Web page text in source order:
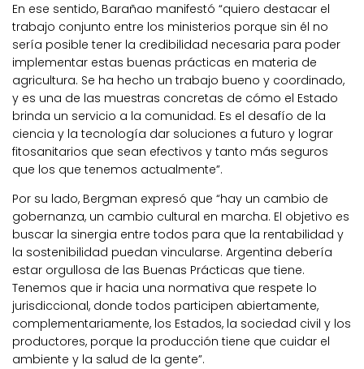
En ese sentido, Barañao manifestó “quiero destacar el
trabajo conjunto entre los ministerios porque sin él no
sería posible tener la credibilidad necesaria para poder
implementar estas buenas prácticas en materia de
agricultura. Se ha hecho un trabajo bueno y coordinado,
y es una de las muestras concretas de cómo el Estado
brinda un servicio a la comunidad. Es el desafío de la
ciencia y la tecnología dar soluciones a futuro y lograr
fitosanitarios que sean efectivos y tanto más seguros
que los que tenemos actualmente”.
Por su lado, Bergman expresó que “hay un cambio de
gobernanza, un cambio cultural en marcha. El objetivo es
buscar la sinergia entre todos para que la rentabilidad y
la sostenibilidad puedan vincularse. Argentina debería
estar orgullosa de las Buenas Prácticas que tiene.
Tenemos que ir hacia una normativa que respete lo
jurisdiccional, donde todos participen abiertamente,
complementariamente, los Estados, la sociedad civil y los
productores, porque la producción tiene que cuidar el
ambiente y la salud de la gente”.